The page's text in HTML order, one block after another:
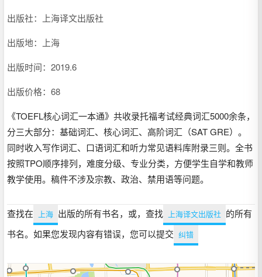
出版社：上海译文出版社
出版地：上海
出版时间：2019.6
出版价格：68
《TOEFL核心词汇一本通》共收录托福考试经典词汇5000余条，
分三大部分：基础词汇、核心词汇、高阶词汇（SAT GRE）。
同时收入写作词汇、口语词汇和听力常见语料库附录三则。全书
按照TPO顺序排列，难度分级、专业分类，方便学生自学和教师
教学使用。稿件不涉及宗教、政治、禁用语等问题。
查找在 上海 出版的所有书名，或，查找 上海译文出版社 的所有
书名。如果您发现内容有错误，您可以提交 纠错